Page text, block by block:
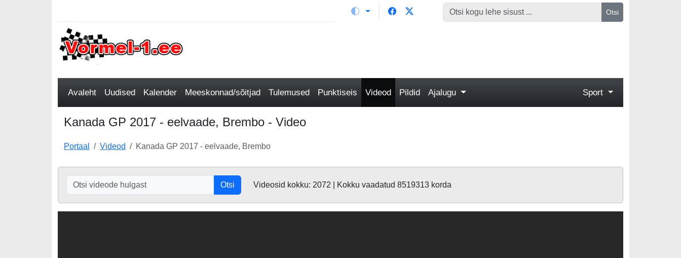
Otsi
Avaleht Uudised Kalender Meeskonnad/sõitjad Tulemused Punktiseis Videod Pildid Ajalugu Sport
Kanada GP 2017 - eelvaade, Brembo - Video
Portaal Videod Kanada GP 2017 - eelvaade, Brembo
Otsi Videosid kokku: 2072 | Kokku vaadatud 8519313 korda